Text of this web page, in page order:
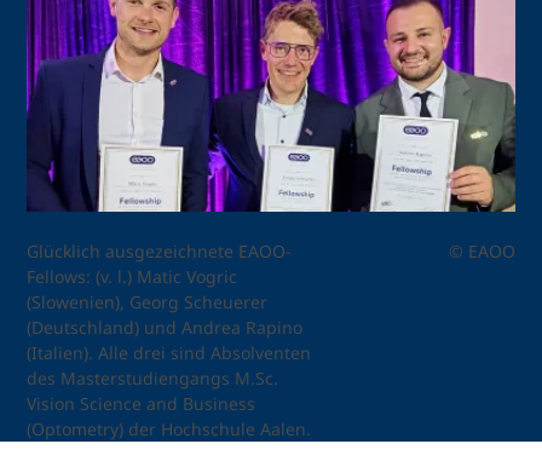
Glücklich ausgezeichnete EAOO-
Fellows: (v. l.) Matic Vogric
(Slowenien), Georg Scheuerer
(Deutschland) und Andrea Rapino
(Italien). Alle drei sind Absolventen
des Masterstudiengangs M.Sc.
Vision Science and Business
(Optometry) der Hochschule Aalen.
© EAOO